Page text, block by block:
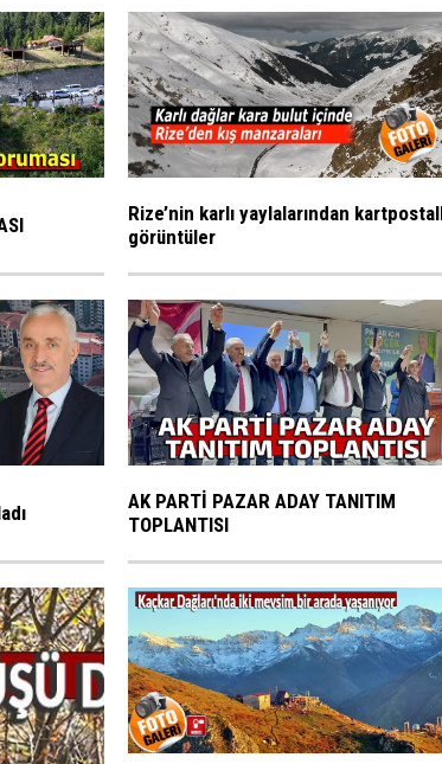
Rize’nin karlı yaylalarından
görüntüler
AK PARTİ PAZAR ADAY TANITIM
TOPLANTISI